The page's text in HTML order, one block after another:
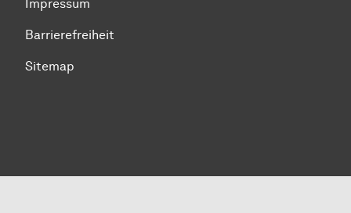
Impressum
Barrierefreiheit
Sitemap